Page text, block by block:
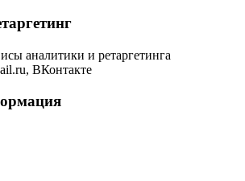
аналитики и ретаргетинга
ВКонтакте